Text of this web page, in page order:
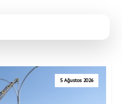
5 Ağustos 2026